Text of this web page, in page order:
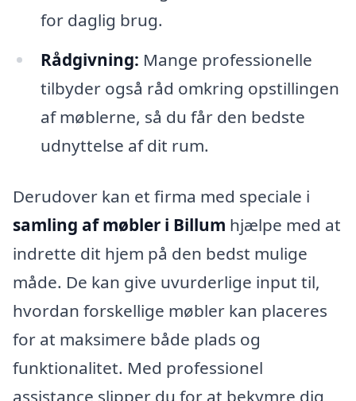
for daglig brug.
Rådgivning: Mange professionelle
tilbyder også råd omkring opstillingen
af møblerne, så du får den bedste
udnyttelse af dit rum.
Derudover kan et firma med speciale i
samling af møbler i Billum hjælpe med at
indrette dit hjem på den bedst mulige
måde. De kan give uvurderlige input til,
hvordan forskellige møbler kan placeres
for at maksimere både plads og
funktionalitet. Med professionel
assistance slipper du for at bekymre dig